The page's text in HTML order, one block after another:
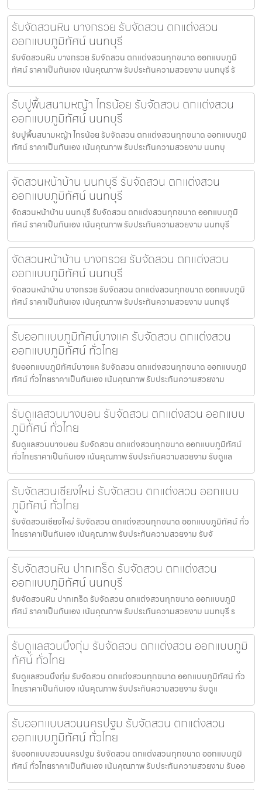
รับจัดสวนหิน บางกรวย รับจัดสวน ตกแต่งสวน
ออกแบบภูมิทัศน์ นนทบุรี
รับจัดสวนหิน บางกรวย รับจัดสวน ตกแต่งสวนทุกขนาด ออกแบบภูมิ
ทัศน์ ราคาเป็นกันเอง เน้นคุณภาพ รับประกันความสวยงาม นนทบุรี รั
รับปูพื้นสนามหญ้า ไทรน้อย รับจัดสวน ตกแต่งสวน
ออกแบบภูมิทัศน์ นนทบุรี
รับปูพื้นสนามหญ้า ไทรน้อย รับจัดสวน ตกแต่งสวนทุกขนาด ออกแบบภูมิ
ทัศน์ ราคาเป็นกันเอง เน้นคุณภาพ รับประกันความสวยงาม นนทบุ
จัดสวนหน้าบ้าน นนทบุรี รับจัดสวน ตกแต่งสวน
ออกแบบภูมิทัศน์ นนทบุรี
จัดสวนหน้าบ้าน นนทบุรี รับจัดสวน ตกแต่งสวนทุกขนาด ออกแบบภูมิ
ทัศน์ ราคาเป็นกันเอง เน้นคุณภาพ รับประกันความสวยงาม นนทบุรี
จัดสวนหน้าบ้าน บางกรวย รับจัดสวน ตกแต่งสวน
ออกแบบภูมิทัศน์ นนทบุรี
จัดสวนหน้าบ้าน บางกรวย รับจัดสวน ตกแต่งสวนทุกขนาด ออกแบบภูมิ
ทัศน์ ราคาเป็นกันเอง เน้นคุณภาพ รับประกันความสวยงาม นนทบุรี
รับออกแบบภูมิทัศน์บางแค รับจัดสวน ตกแต่งสวน
ออกแบบภูมิทัศน์ ทั่วไทย
รับออกแบบภูมิทัศน์บางแค รับจัดสวน ตกแต่งสวนทุกขนาด ออกแบบภูมิ
ทัศน์ ทั่วไทยราคาเป็นกันเอง เน้นคุณภาพ รับประกันความสวยงาม
รับดูแลสวนบางบอน รับจัดสวน ตกแต่งสวน ออกแบบ
ภูมิทัศน์ ทั่วไทย
รับดูแลสวนบางบอน รับจัดสวน ตกแต่งสวนทุกขนาด ออกแบบภูมิทัศน์
ทั่วไทยราคาเป็นกันเอง เน้นคุณภาพ รับประกันความสวยงาม รับดูแล
รับจัดสวนเชียงใหม่ รับจัดสวน ตกแต่งสวน ออกแบบ
ภูมิทัศน์ ทั่วไทย
รับจัดสวนเชียงใหม่ รับจัดสวน ตกแต่งสวนทุกขนาด ออกแบบภูมิทัศน์ ทั่ว
ไทยราคาเป็นกันเอง เน้นคุณภาพ รับประกันความสวยงาม รับจั
รับจัดสวนหิน ปากเกร็ด รับจัดสวน ตกแต่งสวน
ออกแบบภูมิทัศน์ นนทบุรี
รับจัดสวนหิน ปากเกร็ด รับจัดสวน ตกแต่งสวนทุกขนาด ออกแบบภูมิ
ทัศน์ ราคาเป็นกันเอง เน้นคุณภาพ รับประกันความสวยงาม นนทบุรี ร
รับดูแลสวนบึงกุ่ม รับจัดสวน ตกแต่งสวน ออกแบบภูมิ
ทัศน์ ทั่วไทย
รับดูแลสวนบึงกุ่ม รับจัดสวน ตกแต่งสวนทุกขนาด ออกแบบภูมิทัศน์ ทั่ว
ไทยราคาเป็นกันเอง เน้นคุณภาพ รับประกันความสวยงาม รับดูแ
รับออกแบบสวนนครปฐม รับจัดสวน ตกแต่งสวน
ออกแบบภูมิทัศน์ ทั่วไทย
รับออกแบบสวนนครปฐม รับจัดสวน ตกแต่งสวนทุกขนาด ออกแบบภูมิ
ทัศน์ ทั่วไทยราคาเป็นกันเอง เน้นคุณภาพ รับประกันความสวยงาม รับออ